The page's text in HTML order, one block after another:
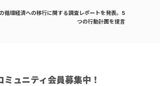
循環経済への移行に関する調査レポートを発表。5
つの行動計画を提言
ミュニティ会員募集中！